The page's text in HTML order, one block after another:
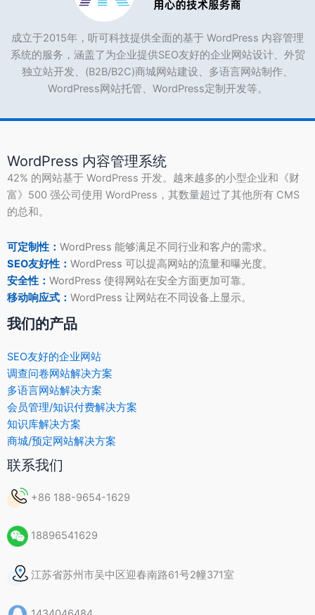
成立于2015年，听可科技提供全面的基于 WordPress 内容管理
系统的服务，涵盖了为企业提供SEO友好的企业网站设计、外贸
独立站开发、(B2B/B2C)商城网站建设、多语言网站制作、
WordPress网站托管、WordPress定制开发等。
WordPress 内容管理系统
42% 的网站基于 WordPress 开发。越来越多的小型企业和《财
富》500 强公司使用 WordPress，其数量超过了其他所有 CMS
的总和。
可定制性： WordPress 能够满足不同行业和客户的需求。
SEO友好性： WordPress 可以提高网站的流量和曝光度。
安全性： WordPress 使得网站在安全方面更加可靠。
移动响应式： WordPress 让网站在不同设备上显示。
我们的产品
SEO友好的企业网站
调查问卷网站解决方案
多语言网站解决方案
会员管理/知识付费解决方案
知识库解决方案
商城/预定网站解决方案
联系我们
+86 188-9654-1629
18896541629
江苏省苏州市吴中区迎春南路61号2幢371室